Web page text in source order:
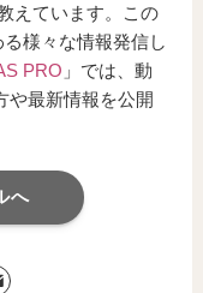
えています。この
様々な情報発信し
PRO 」では、動
や最新情報を公開
へ